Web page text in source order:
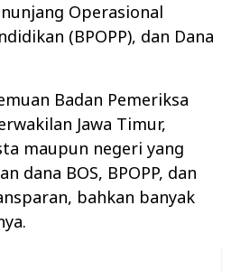
Operasional
(BPOPP), dan Dana
Badan Pemeriksa
Jawa Timur,
maupun negeri yang
dana BOS, BPOPP, dan
bahkan banyak